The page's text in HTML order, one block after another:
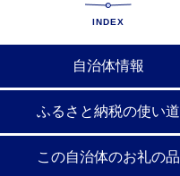
INDEX
自治体情報
ふるさと納税の使い道
この自治体のお礼の品